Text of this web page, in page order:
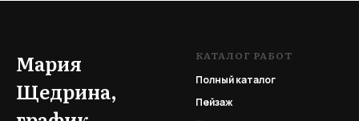
Мария
Щедрина,
КАТАЛОГ РАБОТ
Полный каталог
Пейзаж